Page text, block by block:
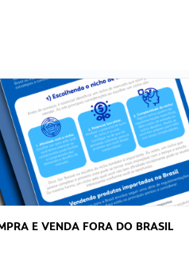
E VENDA FORA DO BRASIL